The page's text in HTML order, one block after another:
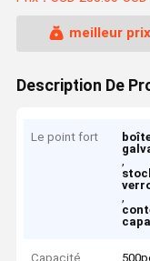
meilleur prix
Description De
Le point fort
,
,
Capacité